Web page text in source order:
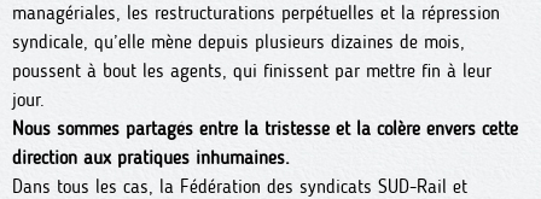
managériales, les restructurations perpétuelles et la répression
syndicale, qu’elle mène depuis plusieurs dizaines de mois,
poussent à bout les agents, qui finissent par mettre fin à leur
jour.
Nous sommes partagés entre la tristesse et la colère envers cette
direction aux pratiques inhumaines.
Dans tous les cas, la Fédération des syndicats SUD-Rail et